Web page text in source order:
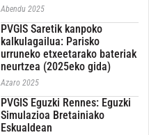
Abendu 2025
PVGIS Saretik kanpoko
kalkulagailua: Parisko
urruneko etxeetarako bateriak
neurtzea (2025eko gida)
Azaro 2025
PVGIS Eguzki Rennes: Eguzki
Simulazioa Bretainiako
Eskualdean